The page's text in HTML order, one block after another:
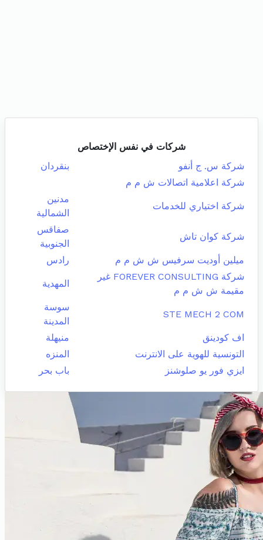
شركات في نفس الإختصاص
شركة س. ج أنفو
بنقردان
شركة اعلامية اتصالات ش م م
شركة اختياري للخدمات
مدنين
الشمالية
شركة كوان تاش
صفاقس
الجنوبية
ميلين أوديت سرفيس ش ش م م
رادس
شركة FOREVER CONSULTING غير
مقيمة ش ش م م
المهدية
STE MECH 2 COM
سوسة
المدينة
اف كودينق
منيهلة
التونسية للهوية على الانترنت
المنزه
ايزي فور يو صلوشنز
باب بحر